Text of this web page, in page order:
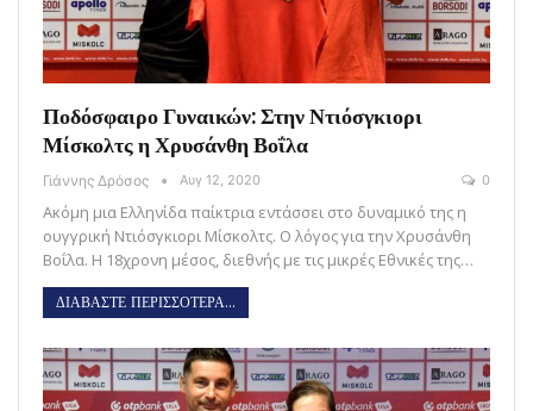
Ποδόσφαιρο Γυναικών: Στην Ντιόσγκιορι
Μίσκολτς η Χρυσάνθη Βοΐλα
Γιάννης Δρόσος Αυγ 12, 2020 0
Ακόμη μια Ελληνίδα παίκτρια εντάσσει στο δυναμικό της η
ουγγρική Ντιόσγκιορι Μίσκολτς. Ο λόγος για την Χρυσάνθη
Βοΐλα. Η 18χρονη μέσος, διεθνής με τις μικρές Εθνικές της…
ΔΙΑΒΑΣΤΕ ΠΕΡΙΣΣΟΤΕΡΑ...